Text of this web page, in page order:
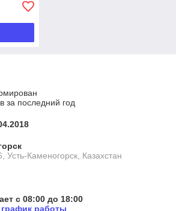
за последний год
Усть-Каменогорск, Казахстан
с 08:00 до 18:00
график работы